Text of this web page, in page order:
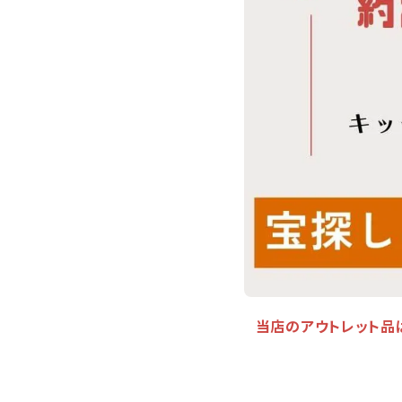
当店のアウトレット品